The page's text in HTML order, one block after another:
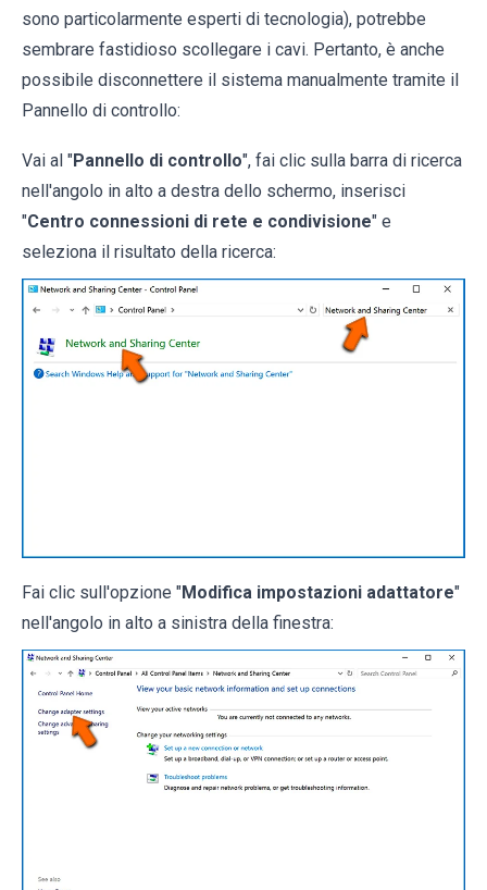
sono particolarmente esperti di tecnologia), potrebbe
sembrare fastidioso scollegare i cavi. Pertanto, è anche
possibile disconnettere il sistema manualmente tramite il
Pannello di controllo:
Vai al "Pannello di controllo", fai clic sulla barra di ricerca
nell'angolo in alto a destra dello schermo, inserisci
"Centro connessioni di rete e condivisione" e
seleziona il risultato della ricerca:
Fai clic sull'opzione "Modifica impostazioni adattatore"
nell'angolo in alto a sinistra della finestra: